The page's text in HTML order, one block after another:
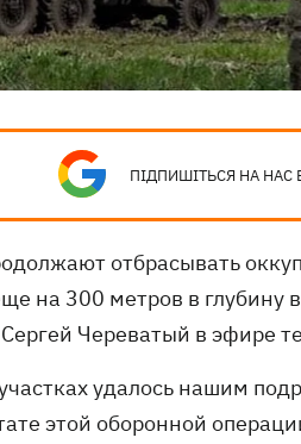
ПІДПИШІТЬСЯ НА НАС В
отбрасывать
на 300 метров в
Череватый в эфире
удалось нашим
этой оборонной